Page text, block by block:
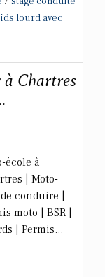
lourd avec
à Chartres
école à
| Moto-
conduire |
moto | BSR |
| Permis...